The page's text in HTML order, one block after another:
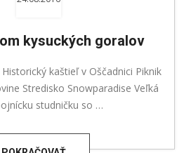
kysuckých goralov
kaštieľ v Oščadnici Piknik
Stredisko Snowparadise Veľká
studničku so …